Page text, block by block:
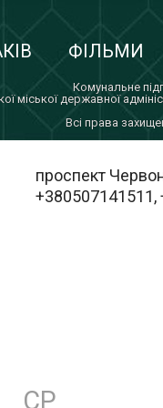
ФІЛЬМИ
Комунальне
міської державної
Всi права
проспект
+380507141511,
СР